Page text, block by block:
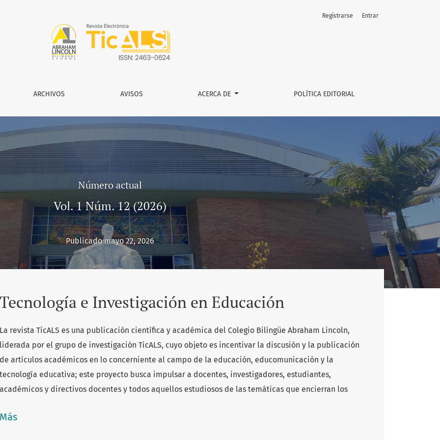
ARCHIVOS AVISOS ACERCA DE POLÍTICA EDITORIAL
Registrarse Entrar
Número actual
Vol. 1 Núm. 12 (2026)
Publicado mayo 22, 2026
Tecnología e Investigación en Educación
La revista TicALS es una publicación científica y académica del Colegio Bilingüe Abraham Lincoln,
liderada por el grupo de investigación TicALS, cuyo objeto es incentivar la discusión y la publicación
de artículos académicos en lo concerniente al campo de la educación, educomunicación y la
tecnología educativa; este proyecto busca impulsar a docentes, investigadores, estudiantes,
académicos y directivos docentes y todos aquellos estudiosos de las temáticas que encierran los
internacional.
Más